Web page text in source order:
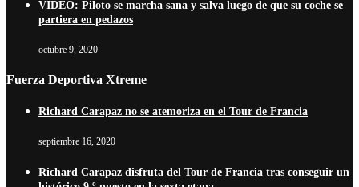
VÍDEO: Piloto se marcha sana y salva luego de que su coche se
partiera en pedazos
octubre 9, 2020
Fuerza Deportiva Xtreme
Richard Carapaz no se atemoriza en el Tour de Francia
septiembre 16, 2020
Richard Carapaz disfruta del Tour de Francia tras conseguir un